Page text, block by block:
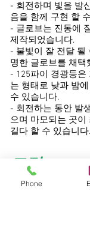
- 회전하며 빛을 발
음을 함께 구현 할
- 글로브는 진동에
제작되었습니다.
- 불빛이 잘 전달 될
명한 글로브를 채택
- 125파이 경광등
는 형태로 낮과 밤
수 있습니다.
- 회전하는 동안 발
으며 마모되는 곳이
길다 할 수 있습니다.
도면
Phone